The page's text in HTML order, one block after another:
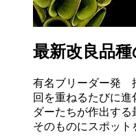
最新改良品
有名ブリーダー発
回を重ねるたびに
ダーたちが作出す
そのものにスポット